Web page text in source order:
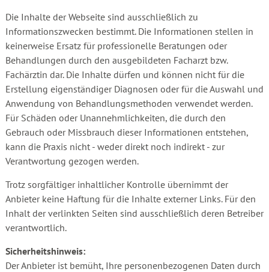
Die Inhalte der Webseite sind ausschließlich zu
Informationszwecken bestimmt. Die Informationen stellen in
keinerweise Ersatz für professionelle Beratungen oder
Behandlungen durch den ausgebildeten Facharzt bzw.
Fachärztin dar. Die Inhalte dürfen und können nicht für die
Erstellung eigenständiger Diagnosen oder für die Auswahl und
Anwendung von Behandlungsmethoden verwendet werden.
Für Schäden oder Unannehmlichkeiten, die durch den
Gebrauch oder Missbrauch dieser Informationen entstehen,
kann die Praxis nicht - weder direkt noch indirekt - zur
Verantwortung gezogen werden.
Trotz sorgfältiger inhaltlicher Kontrolle übernimmt der
Anbieter keine Haftung für die Inhalte externer Links. Für den
Inhalt der verlinkten Seiten sind ausschließlich deren Betreiber
verantwortlich.
Sicherheitshinweis:
Der Anbieter ist bemüht, Ihre personenbezogenen Daten durch